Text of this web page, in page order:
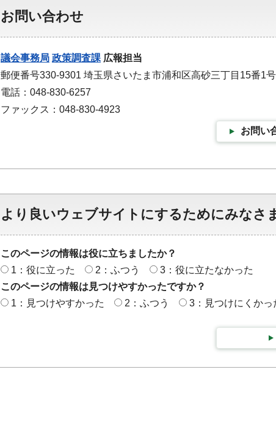
お問い合わせ
議会事務局 政策調査課 広報担当
郵便番号330-9301 埼玉県さいたま市浦和区高砂三丁目15番1
電話：048-830-6257
ファックス：048-830-4923
お問い
より良いウェブサイトにするためにみなさ
このページの情報は役に立ちましたか？
1：役に立った
2：ふつう
3：役に立たなかった
このページの情報は見つけやすかったですか？
1：見つけやすかった
2：ふつう 3：見つけにくかっ